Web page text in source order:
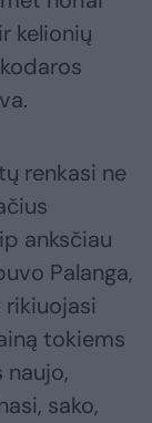
kelionių
renkasi ne
anksčiau
Palanga,
tokiems
naujo,
sako,